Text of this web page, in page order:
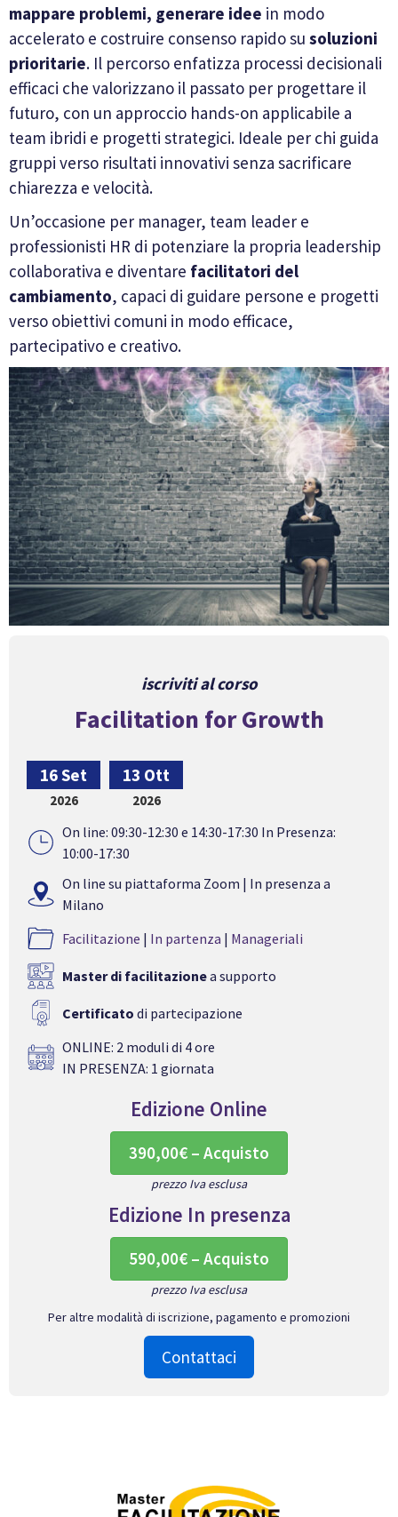
mappare problemi, generare idee in modo
accelerato e costruire consenso rapido su soluzioni
prioritarie. Il percorso enfatizza processi decisionali
efficaci che valorizzano il passato per progettare il
futuro, con un approccio hands-on applicabile a
team ibridi e progetti strategici. Ideale per chi guida
gruppi verso risultati innovativi senza sacrificare
chiarezza e velocità.
Un’occasione per manager, team leader e
professionisti HR di potenziare la propria leadership
collaborativa e diventare facilitatori del
cambiamento, capaci di guidare persone e progetti
verso obiettivi comuni in modo efficace,
partecipativo e creativo.
iscriviti al corso
Facilitation for Growth
16 Set
2026
13 Ott
2026
On line: 09:30-12:30 e 14:30-17:30 In Presenza:
10:00-17:30
On line su piattaforma Zoom | In presenza a
Milano
Facilitazione | In partenza | Manageriali
Master di facilitazionea supporto
Certificato di partecipazione
ONLINE: 2 moduli di 4 ore
IN PRESENZA: 1 giornata
Edizione Online
390,00€ – Acquisto
prezzo Iva esclusa
Edizione In presenza
590,00€ – Acquisto
prezzo Iva esclusa
Per altre modalità di iscrizione, pagamento e promozioni
Contattaci